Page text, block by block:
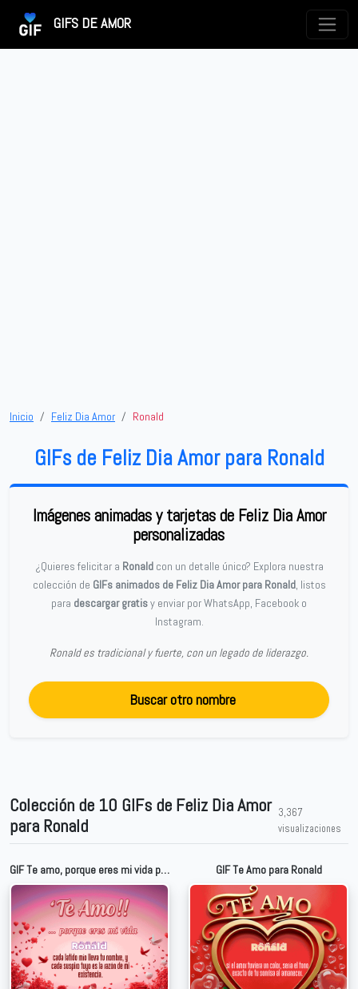
GIFS DE AMOR
Inicio Feliz Dia Amor Ronald
GIFs de Feliz Dia Amor para Ronald
Imágenes animadas y tarjetas de Feliz Dia Amor
personalizadas
¿Quieres felicitar a Ronaldcon un detalle único? Explora nuestra
colección de GIFs animados de Feliz Dia Amor para Ronald, listos
para descargar gratisy enviar por WhatsApp, Facebook o
Instagram.
Ronald es tradicional y fuerte, con un legado de liderazgo.
Buscar otro nombre
Colección de 10 GIFs de Feliz Dia Amor
para Ronald
3,367
visualizaciones
GIF Te amo, porque eres mi vida para Ronald GIF Te Amo para Ronald